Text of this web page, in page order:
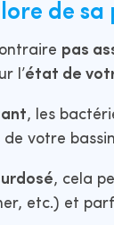
de sa
pas
l’état de
, les
votre
, cela
etc.) et